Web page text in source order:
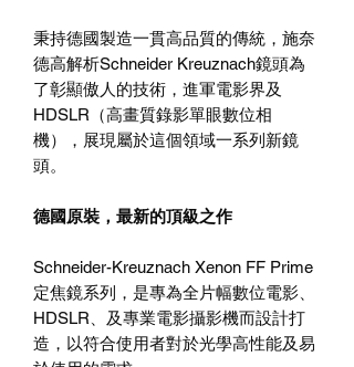
秉持德國製造一貫高品質的傳統，施奈
德高解析Schneider Kreuznach鏡頭為
了彰顯傲人的技術，進軍電影界及
HDSLR （高畫質錄影單眼數位相
機），展現屬於這個領域一系列新鏡
頭。
德國原裝，最新的頂級之作
Schneider-Kreuznach Xenon FF Prime
定焦鏡系列，是專為全片幅數位電影、
HDSLR 、及專業電影攝影機而設計打
造，以符合使用者對於光學高性能及易